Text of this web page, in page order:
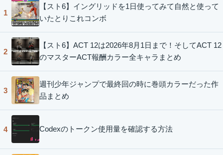
1
【スト6】イングリッドを1日使ってみて自然と使って
いたとりこれコンボ
2
【スト6】ACT 12は2026年8月1日まで！そしてACT 12
のマスターACT報酬カラー全キャラまとめ
3
週刊少年ジャンプで最終回の時に巻頭カラーだった作
品まとめ
4 Codexのトークン使用量を確認する方法